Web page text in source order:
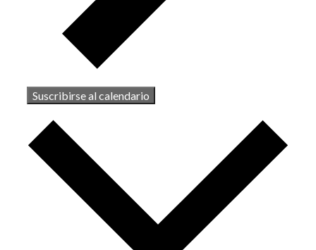
Suscribirse al calendario